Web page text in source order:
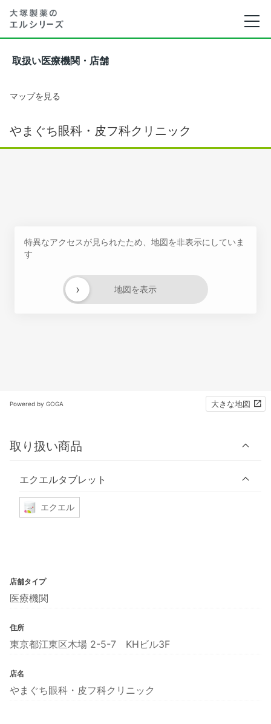
取扱い医療機関・店舗
マップを見る
やまぐち眼科・皮フ科クリニック
特異なアクセスが見られたため、地図を非表示にしていま
す
地図を表示
›
Powered by GOGA 大きな地図
取り扱い商品
エクエルタブレット
エクエル
店舗タイプ
医療機関
住所
東京都江東区木場 2-5-7 KHビル3F
店名
やまぐち眼科・皮フ科クリニック